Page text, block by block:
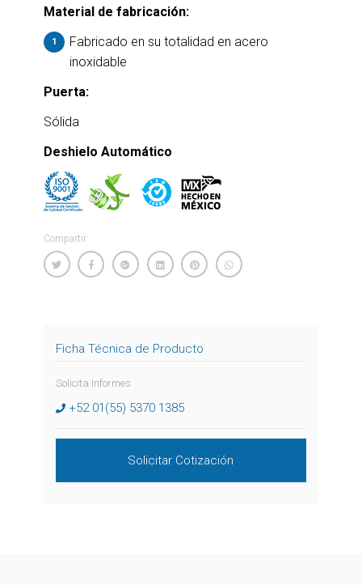
Material de fabricación:
Fabricado en su totalidad en acero
inoxidable
Puerta:
Sólida
Deshielo Automático
Compartir:
Ficha Técnica de Producto
Solicita Informes
+52 01(55) 5370 1385
Solicitar Cotización